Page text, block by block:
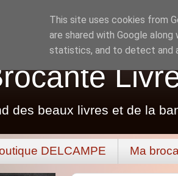
des beaux livres et de la
DELCAMPE Ma
This site uses cookies from
are shared with Google
statistics, and to detect and